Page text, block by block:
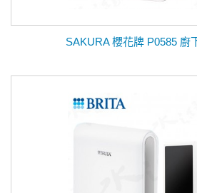
SAKURA 櫻花牌 P0585 廚